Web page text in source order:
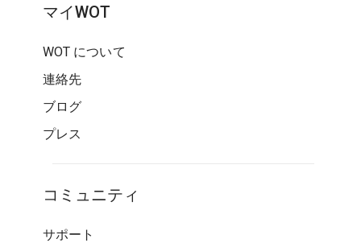
マイWOT
WOT について
連絡先
ブログ
プレス
コミュニティ
サポート